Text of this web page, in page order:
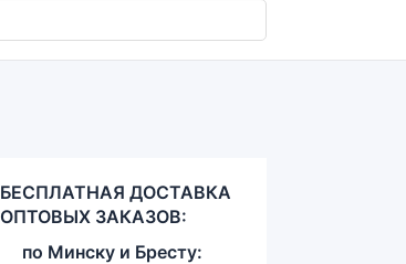
БЕСПЛАТНАЯ ДОСТАВКА
ОПТОВЫХ ЗАКАЗОВ:
по Минску и Бресту: